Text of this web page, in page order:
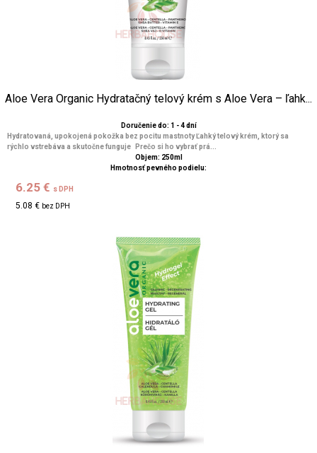
Aloe Vera Organic Hydratačný telový krém s Aloe Vera – ľahk...
Doručenie do: 1 - 4 dní
Hydratovaná, upokojená pokožka bez pocitu mastnoty Ľahký telový krém, ktorý sa
rýchlo vstrebáva a skutočne funguje Prečo si ho vybrať prá...
Objem: 250ml
Hmotnosť pevného podielu:
6.25 € s DPH
5.08 € bez DPH